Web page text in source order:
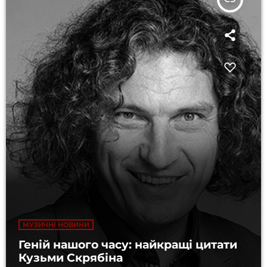
МУЗИЧНІ НОВИНИ
Геній нашого часу: найкращі цитати
Кузьми Скрябіна